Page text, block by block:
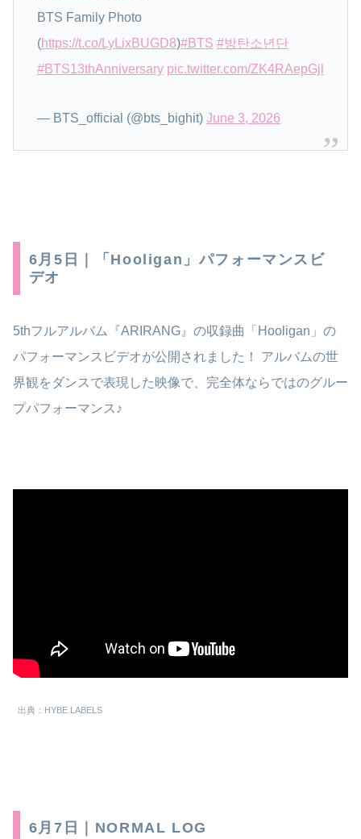
BTS Family Photo
(https://t.co/LyLixBUGD8)#BTS #방탄소년단
#BTS13thAnniversary pic.twitter.com/ZK4RAepGjl
— BTS_official (@bts_bighit) June 3, 2026
6月5日｜「Hooligan」パフォーマンスビ
デオ
5thフルアルバム『ARIRANG』の収録曲「Hooligan」の
パフォーマンスビデオが公開されました！ アルバムの世
界観をダンスで表現した映像で、完全体ならではのグルー
プパフォーマンス♪
出典：HYBE LABELS
6月7日｜NORMAL LOG